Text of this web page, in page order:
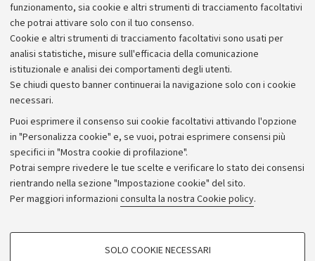
funzionamento, sia cookie e altri strumenti di tracciamento facoltativi
che potrai attivare solo con il tuo consenso.
Cookie e altri strumenti di tracciamento facoltativi sono usati per
analisi statistiche, misure sull'efficacia della comunicazione
istituzionale e analisi dei comportamenti degli utenti.
Se chiudi questo banner continuerai la navigazione solo con i cookie
necessari.
Puoi esprimere il consenso sui cookie facoltativi attivando l'opzione
in "Personalizza cookie" e, se vuoi, potrai esprimere consensi più
specifici in "Mostra cookie di profilazione".
Potrai sempre rivedere le tue scelte e verificare lo stato dei consensi
rientrando nella sezione "Impostazione cookie" del sito.
Per maggiori informazioni consulta la nostra Cookie policy.
SOLO COOKIE NECESSARI
Bando
Allegato
Privacy
Note legali
NormAteneo